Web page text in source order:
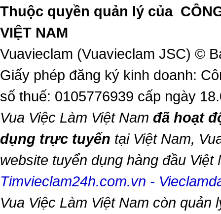
Thuộc quyền quản lý của
VIỆT NAM
Vuavieclam (Vuavieclam JSC) ©
Giấy phép đăng ký kinh doanh:
số thuế: 0105776939 cấp ngày
Vua Việc Làm Việt Nam đã hoạt
dụng trực tuyến tại Việt Nam,
website tuyển dụng hàng đầu
Timvieclam24h.com.vn -
Vua Việc Làm Việt Nam còn quản